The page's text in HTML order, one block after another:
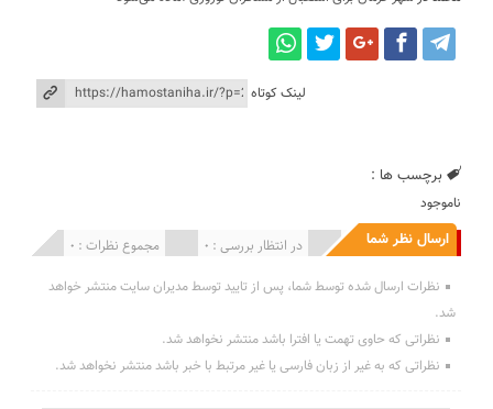
لینک کوتاه
برچسب ها :
ناموجود
ارسال نظر شما مجموع نظرات : 0 در انتظار بررسی : 0 انتشار یافته : 0
نظرات ارسال شده توسط شما، پس از تایید توسط مدیران سایت منتشر خواهد
شد.
نظراتی که حاوی تهمت یا افترا باشد منتشر نخواهد شد.
نظراتی که به غیر از زبان فارسی یا غیر مرتبط با خبر باشد منتشر نخواهد شد.